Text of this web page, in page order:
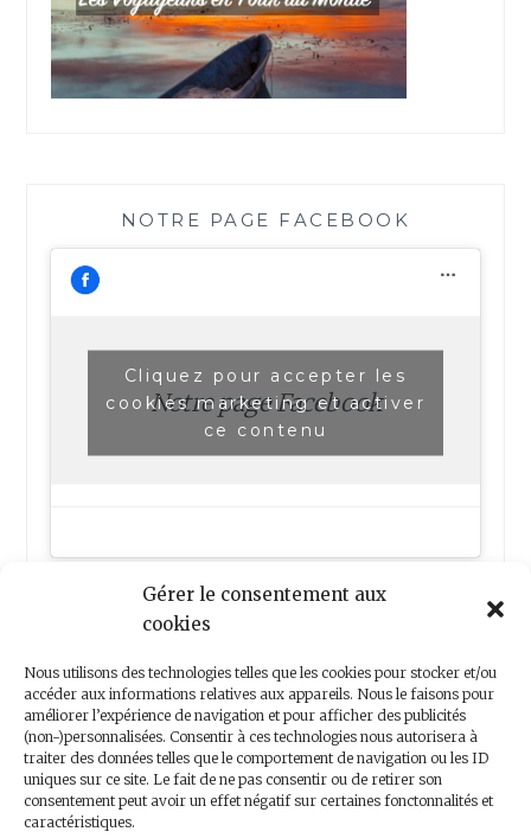
Gérer le consentement aux
cookies
Nous utilisons des technologies telles que les cookies pour stocker et/ou
accéder aux informations relatives aux appareils. Nous le faisons pour
améliorer l’expérience de navigation et pour afficher des publicités
(non-)personnalisées. Consentir à ces technologies nous autorisera à
traiter des données telles que le comportement de navigation ou les ID
uniques sur ce site. Le fait de ne pas consentir ou de retirer son
consentement peut avoir un effet négatif sur certaines fonctonnalités et
caractéristiques.
NOTRE PAGE FACEBOOK
Notre page Facebook
Cliquez pour accepter les
cookies marketing et activer
ce contenu
Nous contacter